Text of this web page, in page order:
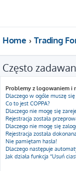
Home
Często
Problemy z logowaniem i
Dlaczego w ogóle muszę
Co to jest COPPA?
Dlaczego nie mogę się
Rejestracja została
Dlaczego nie mogę się
Rejestracja została
Nie pamiętam hasła!
Dlaczego następuje
Jak działa funkcja “Usuń